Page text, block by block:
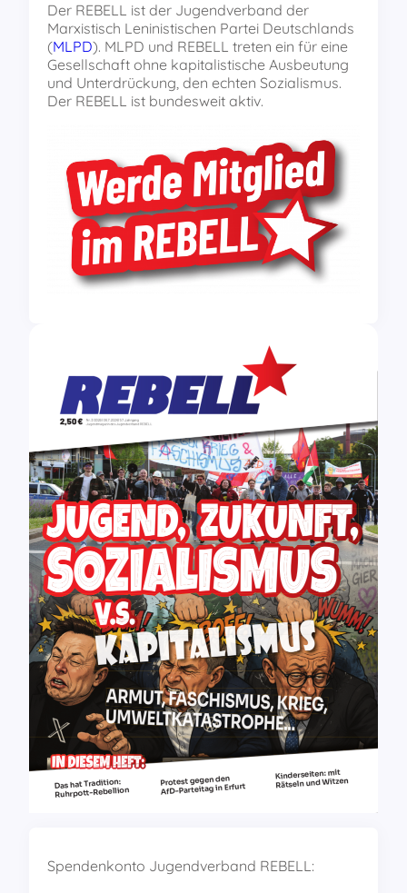
Der REBELL ist der Jugendverband der
Marxistisch Leninistischen Partei Deutschlands
(MLPD). MLPD und REBELL treten ein für eine
Gesellschaft ohne kapitalistische Ausbeutung
und Unterdrückung, den echten Sozialismus.
Der REBELL ist bundesweit aktiv.
Spendenkonto Jugendverband REBELL: